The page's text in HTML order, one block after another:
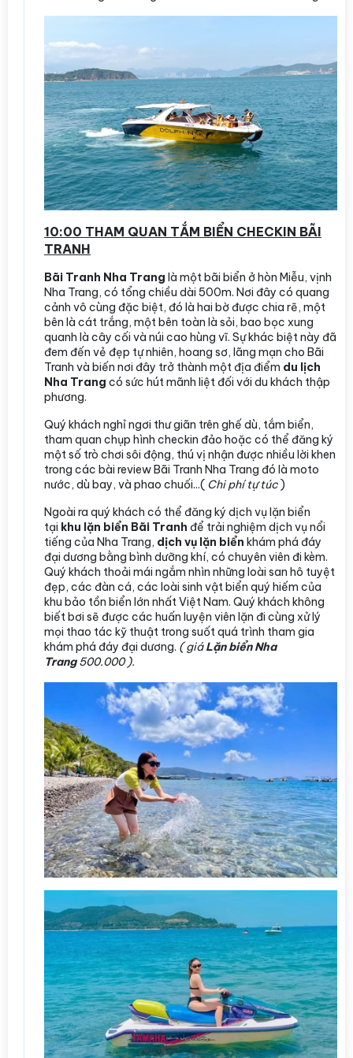
10:00 THAM QUAN TẮM BIỂN CHECKIN BÃI
TRANH
Bãi Tranh Nha Trang là một bãi biển ở hòn Miễu, vịnh
Nha Trang, có tổng chiều dài 500m. Nơi đây có quang
cảnh vô cùng đặc biệt, đó là hai bờ được chia rẽ, một
bên là cát trắng, một bên toàn là sỏi, bao bọc xung
quanh là cây cối và núi cao hùng vĩ. Sự khác biệt này đã
đem đến vẻ đẹp tự nhiên, hoang sơ, lãng mạn cho Bãi
Tranh và biến nơi đây trở thành một địa điểm du lịch
Nha Trang có sức hút mãnh liệt đối với du khách thập
phương.
Quý khách nghỉ ngơi thư giãn trên ghế dù, tắm biển,
tham quan chụp hình checkin đảo hoặc có thể đăng ký
một số trò chơi sôi động, thú vị nhận được nhiều lời khen
trong các bài review Bãi Tranh Nha Trang đó là moto
nước, dù bay, và phao chuối...( Chi phí tự túc)
Ngoài ra quý khách có thể đăng ký dịch vụ lặn biển
tại khu lặn biển Bãi Tranh để trải nghiệm dịch vụ nổi
tiếng của Nha Trang, dịch vụ lặn biển khám phá đáy
đại dương bằng bình dưỡng khí, có chuyên viên đi kèm.
Quý khách thoải mái ngắm nhìn những loài san hô tuyệt
đẹp, các đàn cá, các loài sinh vật biển quý hiếm của
khu bảo tồn biển lớn nhất Việt Nam. Quý khách không
biết bơi sẽ được các huấn luyện viên lặn đi cùng xử lý
mọi thao tác kỹ thuật trong suốt quá trình tham gia
khám phá đáy đại dương. ( giáLặn biển Nha
Trang500.000 ).